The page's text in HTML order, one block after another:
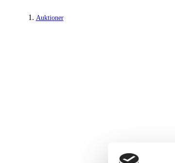
Auktioner